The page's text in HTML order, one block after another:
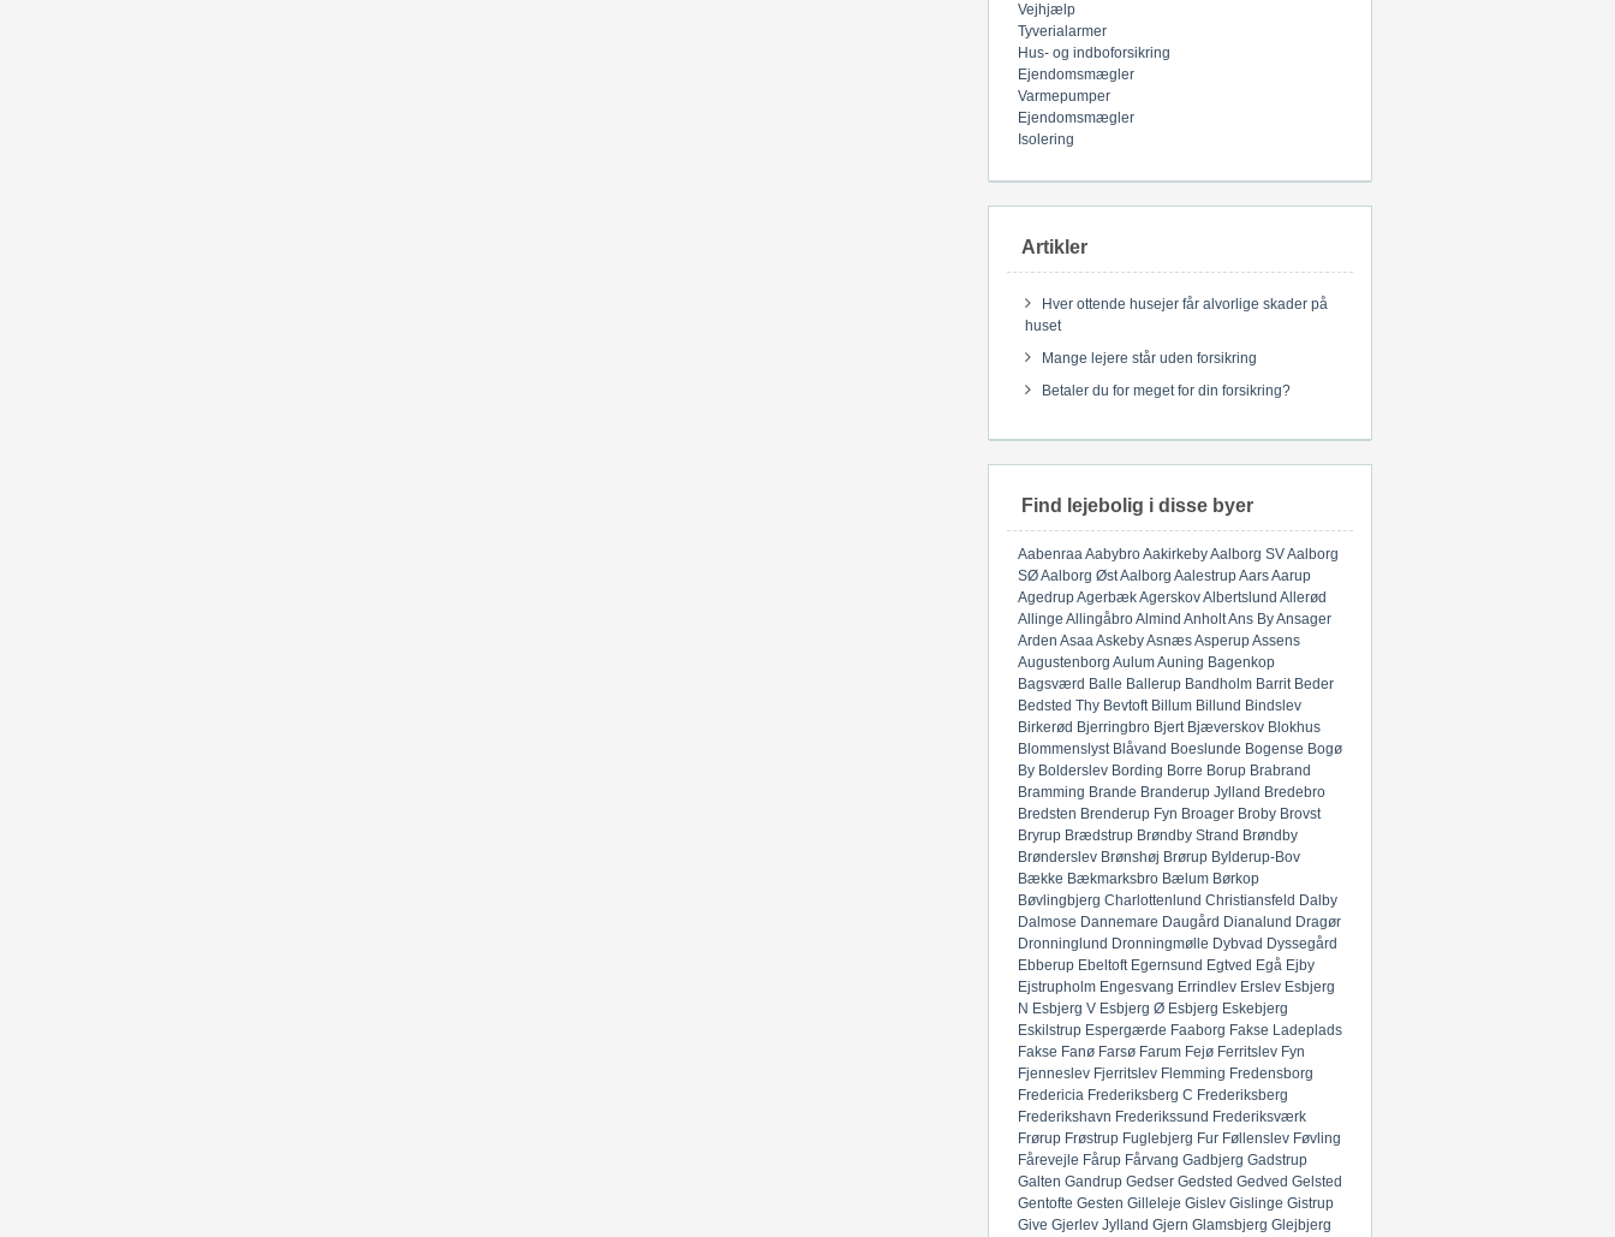
Vejhjælp
Tyverialarmer
Hus- og indboforsikring
Ejendomsmægler
Varmepumper
Ejendomsmægler
Isolering
Artikler
Hver ottende husejer får alvorlige skader på
huset
Mange lejere står uden forsikring
Betaler du for meget for din forsikring?
Find lejebolig i disse byer
AabenraaAabybroAakirkebyAalborg SVAalborg
SØAalborg ØstAalborg AalestrupAarsAarup
AgedrupAgerbækAgerskovAlbertslund Allerød
Allinge AllingåbroAlmind AnholtAns ByAnsager
Arden AsaaAskebyAsnæsAsperupAssens
Augustenborg AulumAuning Bagenkop
Bagsværd Balle Ballerup Bandholm Barrit Beder
Bedsted Thy Bevtoft Billum Billund Bindslev
Birkerød Bjerringbro Bjert Bjæverskov Blokhus
Blommenslyst Blåvand Boeslunde Bogense Bogø
By Bolderslev Bording Borre Borup Brabrand
Bramming Brande Branderup Jylland Bredebro
Bredsten Brenderup Fyn Broager Broby Brovst
Bryrup Brædstrup Brøndby Strand Brøndby
Brønderslev Brønshøj Brørup Bylderup-Bov
Bække Bækmarksbro Bælum Børkop
Bøvlingbjerg Charlottenlund Christiansfeld Dalby
Dalmose Dannemare Daugård Dianalund Dragør
Dronninglund Dronningmølle Dybvad Dyssegård
Ebberup Ebeltoft Egernsund Egtved Egå Ejby
Ejstrupholm Engesvang Errindlev Erslev Esbjerg
N Esbjerg V Esbjerg Ø Esbjerg Eskebjerg
Eskilstrup Espergærde Faaborg Fakse Ladeplads
Fakse Fanø Farsø Farum Fejø Ferritslev Fyn
Fjenneslev Fjerritslev Flemming Fredensborg
Fredericia Frederiksberg C Frederiksberg
Frederikshavn Frederikssund Frederiksværk
Frørup Frøstrup Fuglebjerg Fur Føllenslev Føvling
Fårevejle Fårup Fårvang Gadbjerg Gadstrup
Galten Gandrup Gedser Gedsted Gedved Gelsted
Gentofte Gesten Gilleleje Gislev Gislinge Gistrup
Give Gjerlev Jylland Gjern Glamsbjerg Glejbjerg